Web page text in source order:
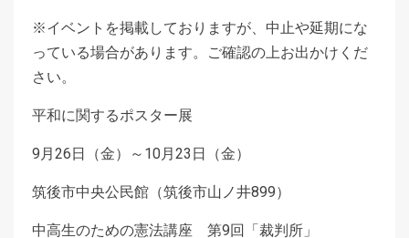
※イベントを掲載しておりますが、中止や延期にな
っている場合があります。ご確認の上お出かけくだ
さい。
平和に関するポスター展
9月26日（金）～10月23日（金）
筑後市中央公民館（筑後市山ノ井899）
中高生のための憲法講座 第9回「裁判所」